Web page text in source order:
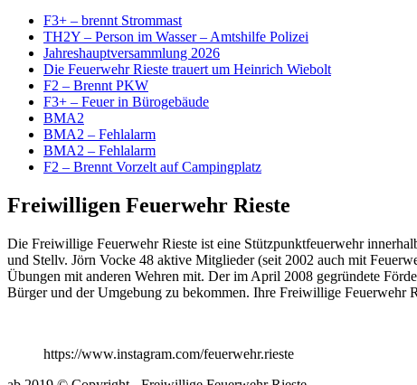
F3+ – brennt Strommast
TH2Y – Person im Wasser – Amtshilfe Polizei
Jahreshauptversammlung 2026
Die Feuerwehr Rieste trauert um Heinrich Wiebolt
F2 – Brennt PKW
F3+ – Feuer in Bürogebäude
BMA2
BMA2 – Fehlalarm
BMA2 – Fehlalarm
F2 – Brennt Vorzelt auf Campingplatz
Freiwilligen Feuerwehr Rieste
Die Freiwillige Feuerwehr Rieste ist eine Stützpunktfeuerwehr
und Stellv. Jörn Vocke 48 aktive Mitglieder (seit 2002 auch mit
Übungen mit anderen Wehren mit. Der im April 2008 gegründete
Bürger und der Umgebung zu bekommen. Ihre Freiwillige Feuerwehr
https://www.instagram.com/feuerwehr.rieste